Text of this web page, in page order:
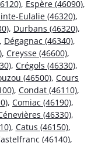
, Espère (46090),
Eulalie (46320),
, Durbans (46320),
Dégagnac (46340),
, Creysse (46600),
, Crégols (46330),
(46500), Cours
, Condat (46110),
, Comiac (46190),
(46330),
, Catus (46150),
(46140),